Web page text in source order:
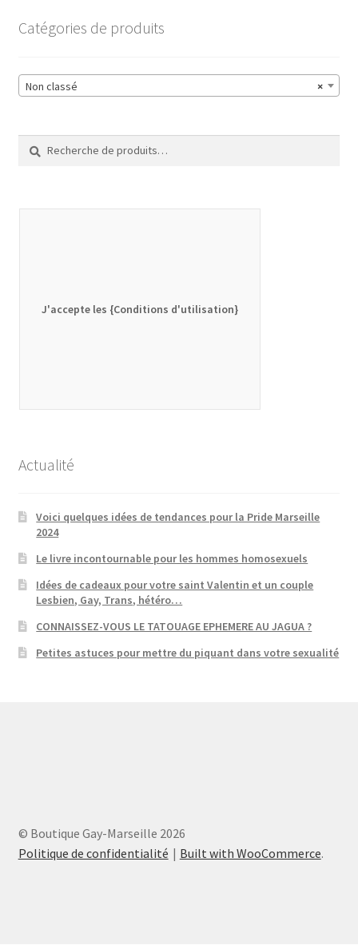
Catégories de produits
×
Non classé
pour :
J'accepte les {Conditions d'utilisation}
Actualité
Voici quelques idées de tendances pour la Pride Marseille
2024
Le livre incontournable pour les hommes homosexuels
Idées de cadeaux pour votre saint Valentin et un couple
Lesbien, Gay, Trans, hétéro…
CONNAISSEZ-VOUS LE TATOUAGE EPHEMERE AU JAGUA ?
Petites astuces pour mettre du piquant dans votre sexualité
© Boutique Gay-Marseille 2026
Politique de confidentialité
Built with WooCommerce.